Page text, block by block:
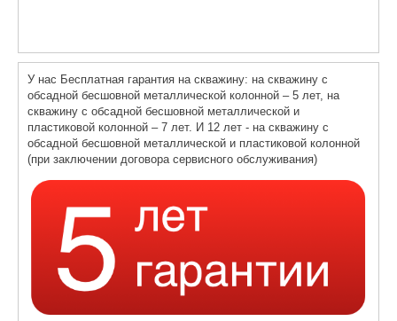
У нас Бесплатная гарантия на скважину: на скважину с
обсадной бесшовной металлической колонной – 5 лет, на
скважину с обсадной бесшовной металлической и
пластиковой колонной – 7 лет. И 12 лет - на скважину с
обсадной бесшовной металлической и пластиковой колонной
(при заключении договора сервисного обслуживания)